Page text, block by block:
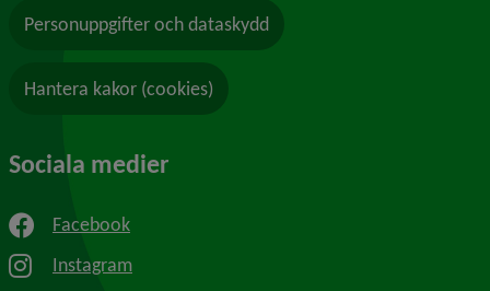
Personuppgifter och dataskydd
Hantera kakor (cookies)
Sociala medier
Facebook
Instagram